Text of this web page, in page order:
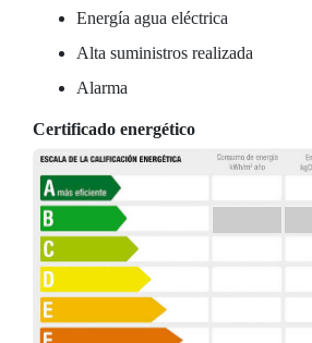
Energía agua eléctrica
Alta suministros realizada
Alarma
Certificado energético